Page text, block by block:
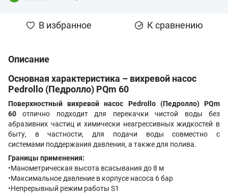
В избранное К сравнению
Описание
Основная характеристика – вихревой насос
Pedrollo (Педролло) PQm 60
Поверхностный вихревой насос
Pedrollo (Педролло) PQm
60 отлично подходит для перекачки чистой воды без
абразивних частиц и химически неагрессивных жидкостей в
быту, в частности, для подачи воды совместно с
системами поддержания давления, а также для полива.
Границы применения:
•Манометрическая высота всасывания до 8 м
•Максимальное давление в корпусе насоса 6 бар
•Непрерывный режим работы S1